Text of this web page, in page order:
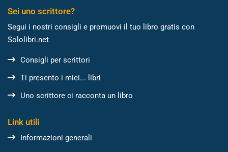
Sei uno scrittore?
Segui i nostri consigli e promuovi il tuo libro gratis con
Sololibri.net
Consigli per scrittori
Ti presento i miei... libri
Uno scrittore ci racconta un libro
Link utili
Informazioni generali